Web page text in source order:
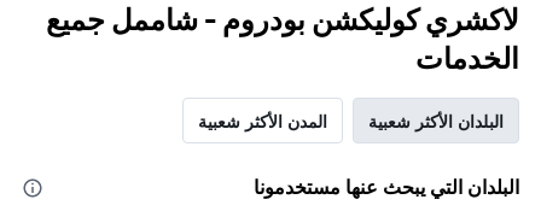
لاكشري كوليكشن بودروم - شاممل جميع
الخدمات
البلدان الأكثر شعبية المدن الأكثر شعبية
البلدان التي يبحث عنها مستخدمونا